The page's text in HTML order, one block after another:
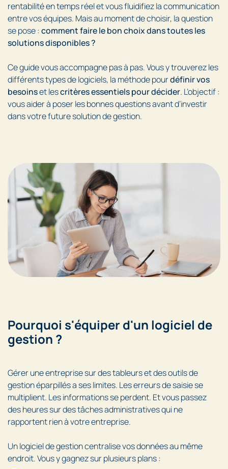
rentabilité en temps réel et vous fluidifiez la communication
entre vos équipes. Mais au moment de choisir, la question
se pose : comment faire le bon choix dans toutes les
solutions disponibles ?
Ce guide vous accompagne pas à pas. Vous y trouverez les
différents types de logiciels, la méthode pourdéfinir vos
besoinset lescritères essentiels pour décider. L’objectif :
vous aider à poser les bonnes questions avant d’investir
dans votre future solution de gestion.
Pourquoi s'équiper d'un logiciel de
gestion ?
Gérer une entreprise sur des tableurs et des outils de
gestion éparpillés a ses limites. Les erreurs de saisie se
multiplient. Les informations se perdent. Et vous passez
des heures sur des tâches administratives qui ne
rapportent rien à votre entreprise.
Un logiciel de gestion centralise vos données au même
endroit. Vous y gagnez sur plusieurs plans :